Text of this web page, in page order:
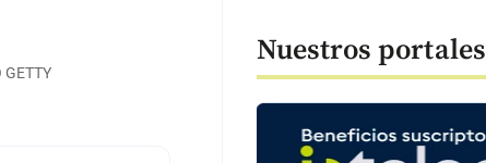
Nuestros portales